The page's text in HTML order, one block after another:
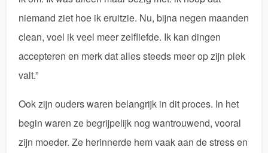
niemand ziet hoe ik eruitzie. Nu, bijna negen maanden
clean, voel ik veel meer zelfliefde. Ik kan dingen
accepteren en merk dat alles steeds meer op zijn plek
valt.”
Ook zijn ouders waren belangrijk in dit proces. In het
begin waren ze begrijpelijk nog wantrouwend, vooral
zijn moeder. Ze herinnerde hem vaak aan de stress en